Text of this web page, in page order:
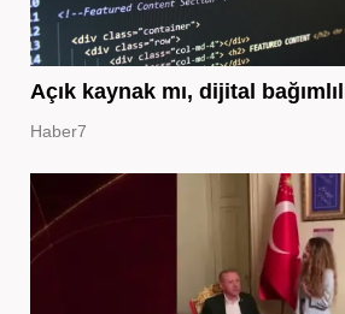
Açık kaynak mı, dijital
Haber7